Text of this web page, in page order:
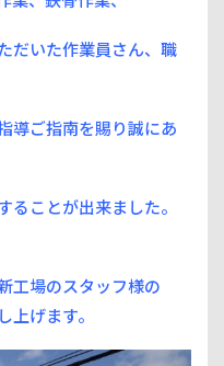
だいた作業員さん、職
導ご指南を賜り誠にあ
ることが出来ました。
工場のスタッフ様の
げます。